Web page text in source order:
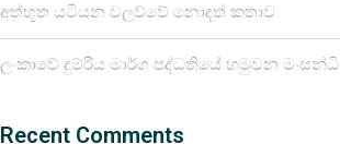
අත්භූත යටියන වලව්වේ නොදත් කතාව
ලංකාවේ දුම්රිය මාර්ග පද්ධතියේ හමුවන මංසන්ධි
Recent Comments